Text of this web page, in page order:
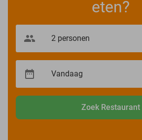
eten?
Zoek Restaurant